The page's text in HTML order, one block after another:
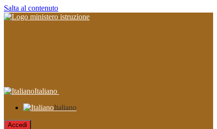
Salta al contenuto
Italiano
Italiano
Accedi